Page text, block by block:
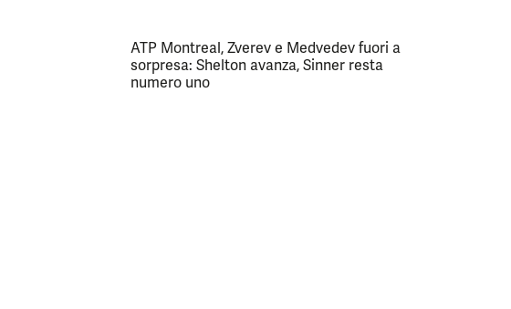
ATP Montreal, Zverev e Medvedev fuori a
sorpresa: Shelton avanza, Sinner resta
numero uno